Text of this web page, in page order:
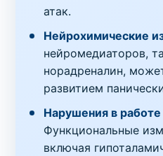
атак.
Нейрохимические
нейромедиаторов,
норадреналин,
развитием
Нарушения в работе
Функциональные
включая